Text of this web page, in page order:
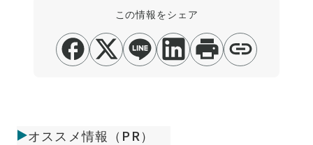
この情報をシェア
オススメ情報（PR）